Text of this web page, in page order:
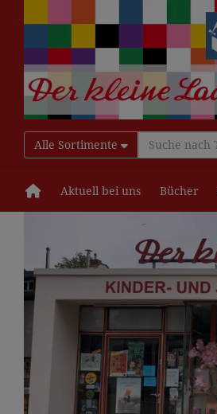
Alle Sortimente
Aktuell bei uns Bücher